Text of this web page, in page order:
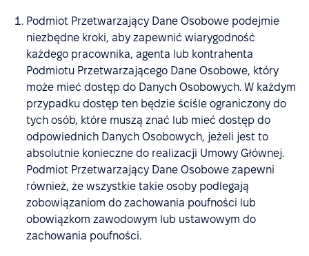
Podmiot Przetwarzający Dane Osobowe podejmie
niezbędne kroki, aby zapewnić wiarygodność
każdego pracownika, agenta lub kontrahenta
Podmiotu Przetwarzającego Dane Osobowe, który
może mieć dostęp do Danych Osobowych. W każdym
przypadku dostęp ten będzie ściśle ograniczony do
tych osób, które muszą znać lub mieć dostęp do
odpowiednich Danych Osobowych, jeżeli jest to
absolutnie konieczne do realizacji Umowy Głównej.
Podmiot Przetwarzający Dane Osobowe zapewni
również, że wszystkie takie osoby podlegają
zobowiązaniom do zachowania poufności lub
obowiązkom zawodowym lub ustawowym do
zachowania poufności.